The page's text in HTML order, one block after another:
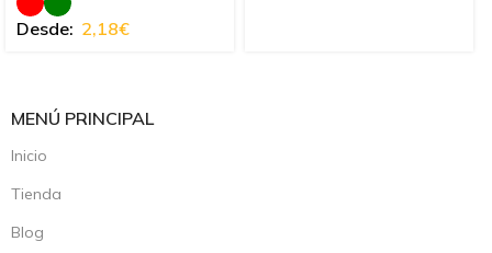
Desde: 2,18€
MENÚ PRINCIPAL
Inicio
Tienda
Blog